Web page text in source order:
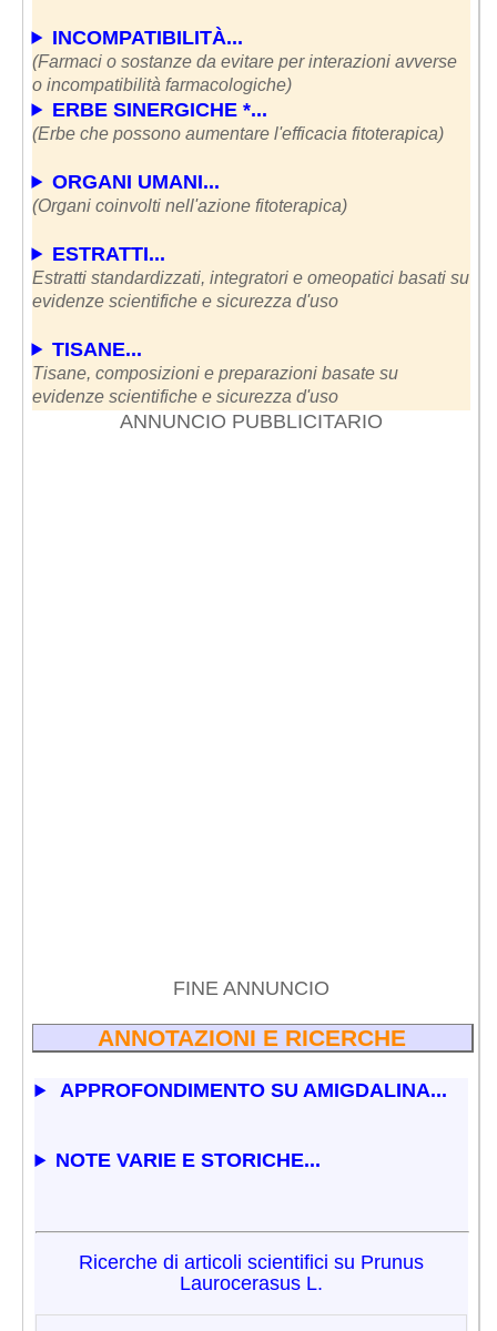
INCOMPATIBILITÀ...
(Farmaci o sostanze da evitare per interazioni avverse
o incompatibilità farmacologiche)
ERBE SINERGICHE *...
(Erbe che possono aumentare l'efficacia fitoterapica)
ORGANI UMANI...
(Organi coinvolti nell'azione fitoterapica)
ESTRATTI...
Estratti standardizzati, integratori e omeopatici basati su
evidenze scientifiche e sicurezza d'uso
TISANE...
Tisane, composizioni e preparazioni basate su
evidenze scientifiche e sicurezza d'uso
ANNUNCIO PUBBLICITARIO
FINE ANNUNCIO
ANNOTAZIONI E RICERCHE
APPROFONDIMENTO SU AMIGDALINA...
NOTE VARIE E STORICHE...
Ricerche di articoli scientifici su Prunus
Laurocerasus L.